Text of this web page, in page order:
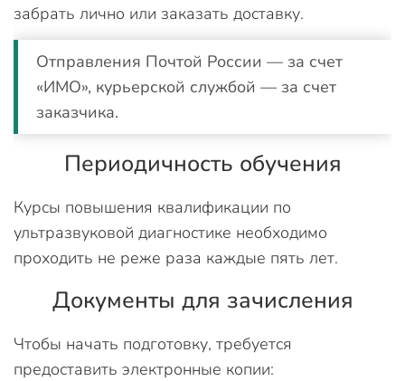
забрать лично или заказать доставку.
Отправления Почтой России — за счет
«ИМО», курьерской службой — за счет
заказчика.
Периодичность обучения
Курсы повышения квалификации по
ультразвуковой диагностике необходимо
проходить не реже раза каждые пять лет.
Документы для зачисления
Чтобы начать подготовку, требуется
предоставить электронные копии: